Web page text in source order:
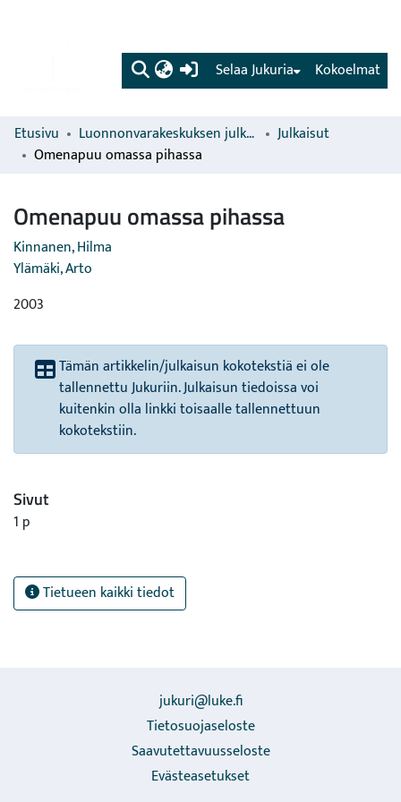
(current) Kokoelmat
Selaa Jukuria
Etusivu Luonnonvarakeskuksen julkaisut
Julkaisut
Omenapuu omassa pihassa
Omenapuu omassa pihassa
Kinnanen, Hilma
Ylämäki, Arto
2003
Tämän artikkelin/julkaisun kokotekstiä ei ole
tallennettu Jukuriin. Julkaisun tiedoissa voi
kuitenkin olla linkki toisaalle tallennettuun
kokotekstiin.
Sivut
1 p
Tietueen kaikki tiedot
jukuri@luke.fi
Tietosuojaseloste
Saavutettavuusseloste
Evästeasetukset